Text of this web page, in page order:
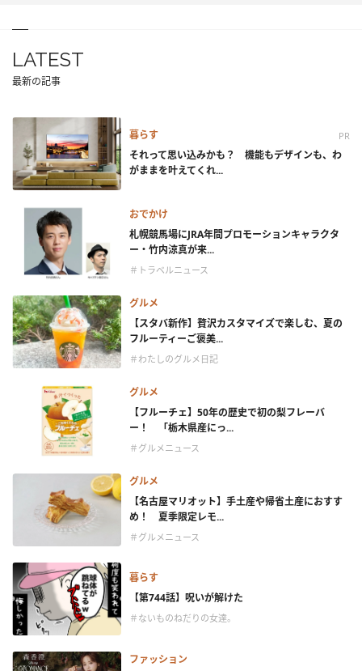
LATEST
最新の記事
暮らす PR
それって思い込みかも？ 機能もデザインも、わ
がままを叶えてくれ...
おでかけ
札幌競馬場にJRA年間プロモーションキャラクタ
ー・竹内涼真が来...
＃トラベルニュース
グルメ
【スタバ新作】贅沢カスタマイズで楽しむ、夏の
フルーティーご褒美...
＃わたしのグルメ日記
グルメ
【フルーチェ】50年の歴史で初の梨フレーバ
ー！ 「栃木県産にっ...
＃グルメニュース
グルメ
【名古屋マリオット】手土産や帰省土産におすす
め！ 夏季限定レモ...
＃グルメニュース
暮らす
【第744話】呪いが解けた
＃ないものねだりの女達。
ファッション